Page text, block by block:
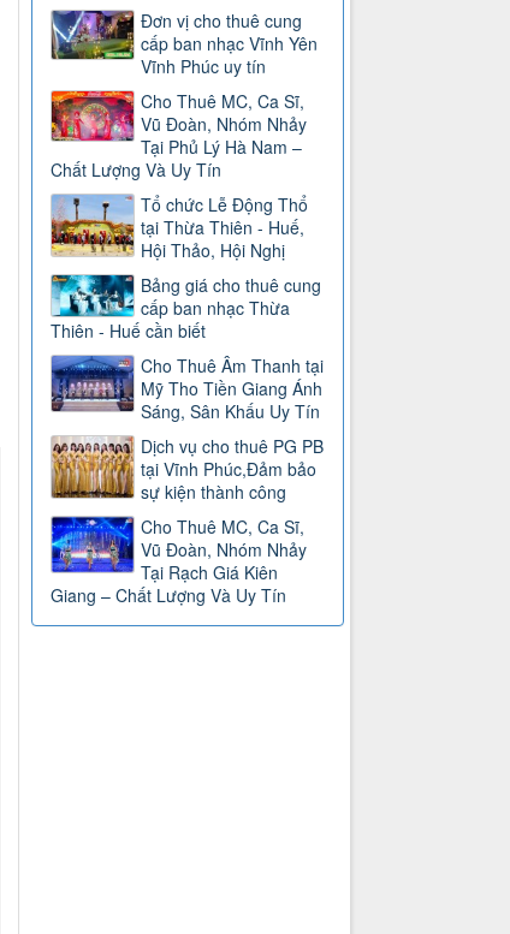
Đơn vị cho thuê cung
cấp ban nhạc Vĩnh Yên
Vĩnh Phúc uy tín
Cho Thuê MC, Ca Sĩ,
Vũ Đoàn, Nhóm Nhảy
Tại Phủ Lý Hà Nam –
Chất Lượng Và Uy Tín
Tổ chức Lễ Động Thổ
tại Thừa Thiên - Huế,
Hội Thảo, Hội Nghị
Bảng giá cho thuê cung
cấp ban nhạc Thừa
Thiên - Huế cần biết
Cho Thuê Âm Thanh tại
Mỹ Tho Tiền Giang Ánh
Sáng, Sân Khấu Uy Tín
Dịch vụ cho thuê PG PB
tại Vĩnh Phúc,Đảm bảo
sự kiện thành công
Cho Thuê MC, Ca Sĩ,
Vũ Đoàn, Nhóm Nhảy
Tại Rạch Giá Kiên
Giang – Chất Lượng Và Uy Tín